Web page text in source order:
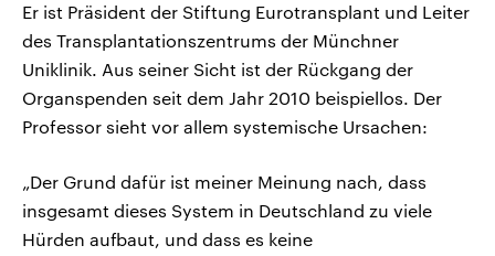
Er ist Präsident der Stiftung Eurotransplant und Leiter
des Transplantationszentrums der Münchner
Uniklinik. Aus seiner Sicht ist der Rückgang der
Organspenden seit dem Jahr 2010 beispiellos. Der
Professor sieht vor allem systemische Ursachen:
„Der Grund dafür ist meiner Meinung nach, dass
insgesamt dieses System in Deutschland zu viele
Hürden aufbaut, und dass es keine